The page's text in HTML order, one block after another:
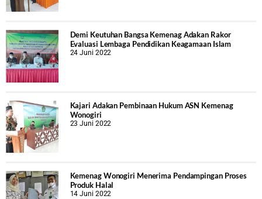
Demi Keutuhan Bangsa Kemenag Adakan Rakor
Evaluasi Lembaga Pendidikan Keagamaan Islam
24 Juni 2022
Kajari Adakan Pembinaan Hukum ASN Kemenag
Wonogiri
23 Juni 2022
Kemenag Wonogiri Menerima Pendampingan Proses
Produk Halal
14 Juni 2022